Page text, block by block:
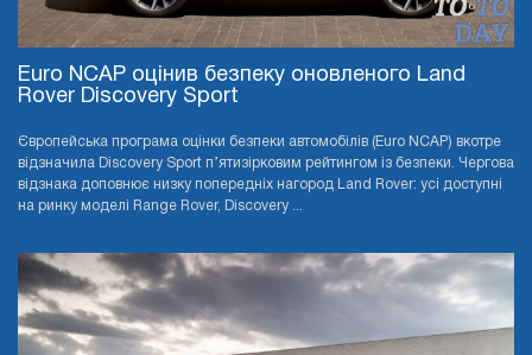
Euro NCAP оцінив безпеку оновленого Land
Rover Discovery Sport
Європейська програма оцінки безпеки автомобілів (Euro NCAP) вкотре
відзначила Discovery Sport п’ятизірковим рейтингом із безпеки. Чергова
відзнака доповнює низку попередніх нагород Land Rover: усі доступні
на ринку моделі Range Rover, Discovery ...